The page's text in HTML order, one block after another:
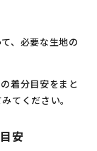
ムは
、必要な生地の
着分目安をまと
てください。
安